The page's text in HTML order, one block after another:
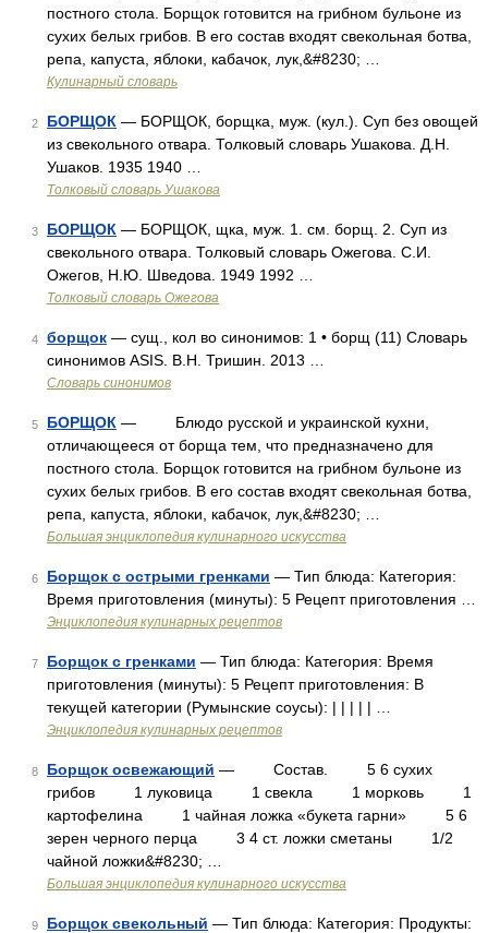
постного стола. Борщок готовится на грибном бульоне из
сухих белых грибов. В его состав входят свекольная ботва,
репа, капуста, яблоки, кабачок, лук,&#8230; …
Кулинарный словарь
2 БОРЩОК — БОРЩОК, борщка, муж. (кул.). Суп без овощей
из свекольного отвара. Толковый словарь Ушакова. Д.Н.
Ушаков. 1935 1940 …
Толковый словарь Ушакова
3 БОРЩОК — БОРЩОК, щка, муж. 1. см. борщ. 2. Суп из
свекольного отвара. Толковый словарь Ожегова. С.И.
Ожегов, Н.Ю. Шведова. 1949 1992 …
Толковый словарь Ожегова
4 борщок — сущ., кол во синонимов: 1 • борщ (11) Словарь
синонимов ASIS. В.Н. Тришин. 2013 …
Словарь синонимов
5 БОРЩОК — Блюдо русской и украинской кухни,
отличающееся от борща тем, что предназначено для
постного стола. Борщок готовится на грибном бульоне из
сухих белых грибов. В его состав входят свекольная ботва,
репа, капуста, яблоки, кабачок, лук,&#8230; …
Большая энциклопедия кулинарного искусства
6 Борщок с острыми гренками — Тип блюда: Категория:
Время приготовления (минуты): 5 Рецепт приготовления …
Энциклопедия кулинарных рецептов
7 Борщок с гренками — Тип блюда: Категория: Время
приготовления (минуты): 5 Рецепт приготовления: В
текущей категории (Румынские соусы): | | | | | …
Энциклопедия кулинарных рецептов
8 Борщок освежающий — Состав. 5 6 сухих
грибов 1 луковица 1 свекла 1 морковь 1
картофелина 1 чайная ложка «букета гарни» 5 6
зерен черного перца 3 4 ст. ложки сметаны 1/2
чайной ложки&#8230; …
Большая энциклопедия кулинарного искусства
9 Борщок свекольный — Тип блюда: Категория: Продукты: